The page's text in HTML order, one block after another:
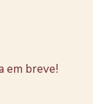
em breve!